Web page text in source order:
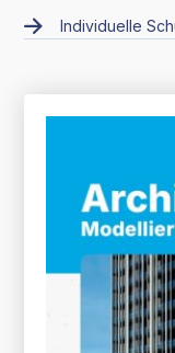
Individuelle